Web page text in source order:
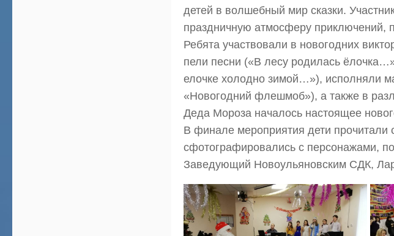
детей в волшебный мир сказки.
праздничную атмосферу приключений,
Ребята участвовали в новогодних
пели песни («В лесу родилась
елочке холодно зимой…»), исполняли
«Новогодний флешмоб»), а также в
Деда Мороза началось настоящее
В финале мероприятия дети прочитали
сфотографировались с персонажами,
Заведующий Новоульяновским СДК,